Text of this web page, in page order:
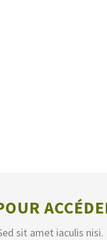
sit amet iaculis nisi.